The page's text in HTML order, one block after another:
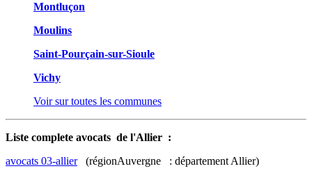
Montluçon
Moulins
Saint-Pourçain-sur-Sioule
Vichy
Voir sur toutes les communes
Liste complete avocats de l'Allier :
avocats 03-allier(régionAuvergne : département Allier)